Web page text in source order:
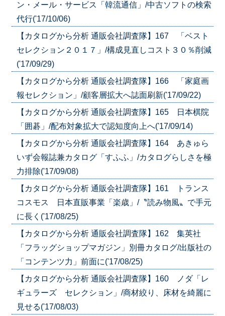
ン・メール・サービス「韓流通信」/中古ソフトの検索
代行('17/10/06)
【カタログから分析 通販会社調査隊】167 「ベスト
セレクション２０１７」/構成見直しコスト３０％削減
('17/09/29)
【カタログから分析 通販会社調査隊】166 「家庭画
報セレクション」/顧客層拡大へ誌面刷新('17/09/22)
【カタログから分析 通販会社調査隊】165 日本棋院
「囲碁」/配布対象拡大で認知度向上へ('17/09/14)
【カタログから分析 通販会社調査隊】164 あきゅら
いず会報誌兼カタログ「すふふ」/カタログらしさを極
力排除('17/09/08)
【カタログから分析 通販会社調査隊】161 トランス
コスモス 日本直販事業「楽歳」/〝読み物風〟で手元
に長く('17/08/25)
【カタログから分析 通販会社調査隊】162 集英社
「フラッグショップマガジン」別冊カタログ/出版社の
「コンテンツ力」前面に('17/08/25)
【カタログから分析 通販会社調査隊】160 ノダ「レ
ギュラーズ セレクション」/商材絞り、床材を綺麗に
見せる('17/08/03)